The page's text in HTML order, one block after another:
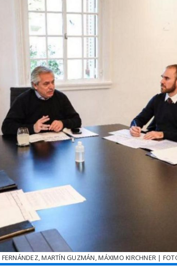
FERNÁNDEZ, MARTÍN GUZMÁN, MÁXIMO KIRCHNER |